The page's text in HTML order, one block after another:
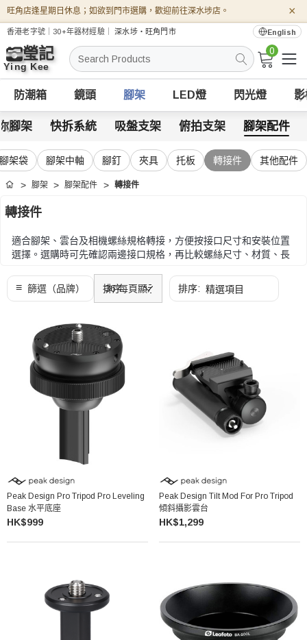
旺角店逢星期日休息；如欲到門市選購，歡迎前往深水埗店。 ×
香港老字號｜30+年器材經驗｜深水埗・旺角門市 English
搜
索
0
防潮箱 鏡頭 腳架 LED燈 閃光燈
腳架 快拆系統 吸盤支架 俯拍支架 腳架配件
腳架袋 腳架中軸 腳釘 夾具 托板 轉接件 其他配件
首頁 腳架 腳架配件 轉接件
轉接件
適合腳架、雲台及相機螺絲規格轉接，方便按接口尺寸和安裝位置
選擇。選購時可先確認兩邊接口規格，再比較螺絲尺寸、材質、長
選購時可先確認兩邊接口規格，再比較螺絲尺寸、材質、長度和是
否需要防鬆設計。
Peak Design Pro Tripod Pro Leveling
Base 水平底座
HK$999
Peak Design Tilt Mod For Pro Tripod
傾斜攝影雲台
HK$1,299